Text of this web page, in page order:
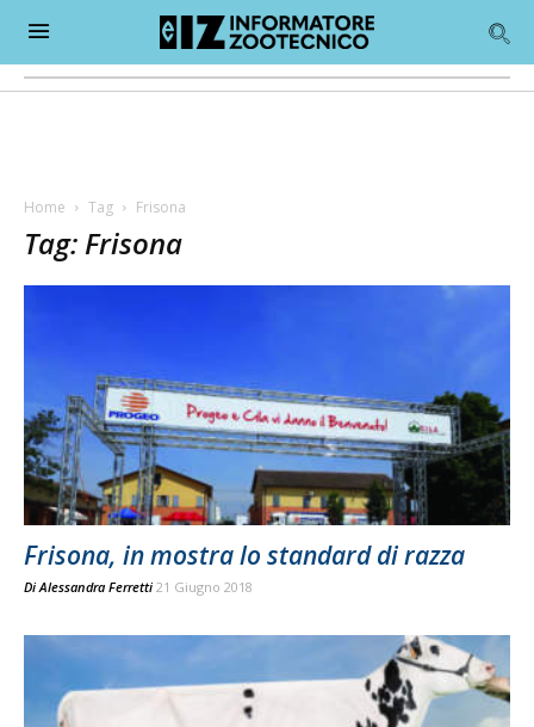
Home Tag Frisona
Tag: Frisona
Frisona, in mostra lo standard di razza
DiAlessandra Ferretti 21 Giugno 2018